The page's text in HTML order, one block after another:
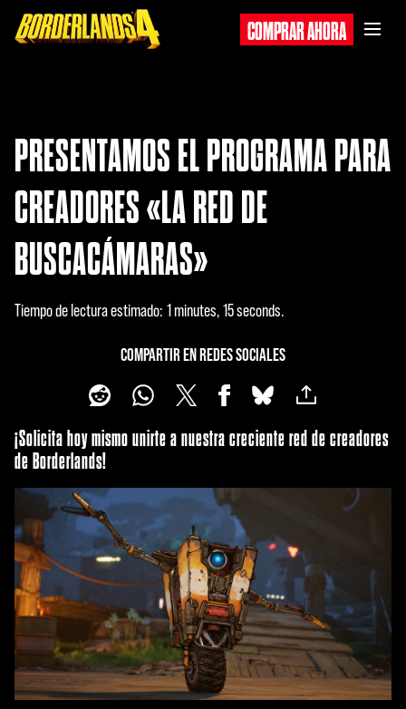
COMPRAR AHORA
PRESENTAMOS EL PROGRAMA PARA
CREADORES «LA RED DE
BUSCACÁMARAS»
Tiempo de lectura estimado 1 minutes, 15 seconds
COMPARTIR EN REDES SOCIALES
¡Solicita hoy mismo unirte a nuestra creciente red de creadores
de Borderlands!